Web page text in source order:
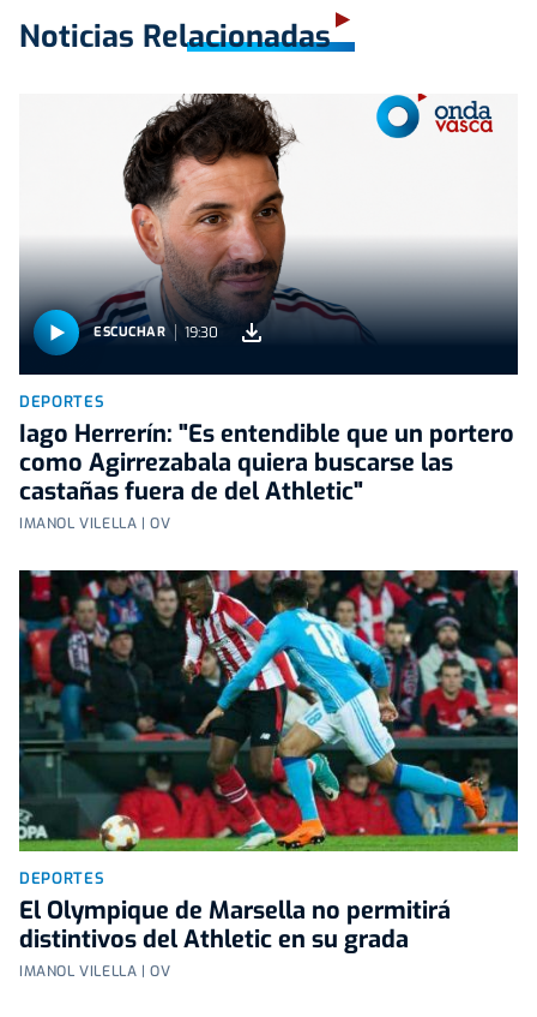
Noticias Relacionadas
ESCUCHAR 19:30
DEPORTES
Iago Herrerín: "Es entendible que un portero
como Agirrezabala quiera buscarse las
castañas fuera de del Athletic"
IMANOL VILELLA | OV
DEPORTES
El Olympique de Marsella no permitirá
distintivos del Athletic en su grada
IMANOL VILELLA | OV